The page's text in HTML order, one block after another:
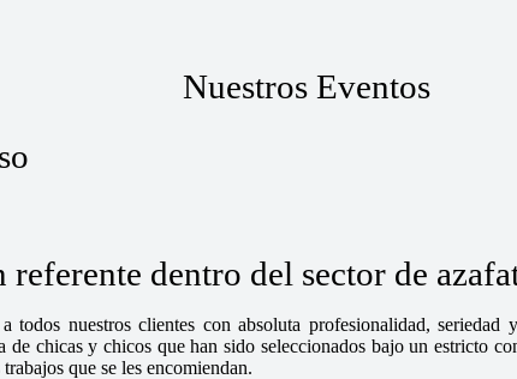
Nuestros Eventos
referente dentro del sector de
nuestros clientes con absoluta profesionalidad,
chicas y chicos que han sido seleccionados bajo un estricto
que se les encomiendan.